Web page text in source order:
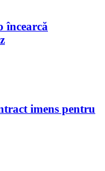
încearcă
imens pentru